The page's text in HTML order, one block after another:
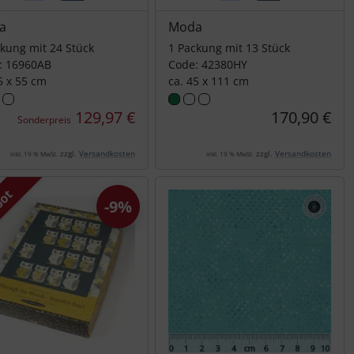
mit 24 Stück
16960AB
x 55 cm
Sonderpreis 129,97 €
inkl. 19 % MwSt. zzgl. Versandkosten
Moda
1 Packung mit 13 Stück
Code: 42380HY
ca. 45 x 111 cm
170,90 €
inkl. 19 % MwSt. zzgl. Versandkosten
-9%